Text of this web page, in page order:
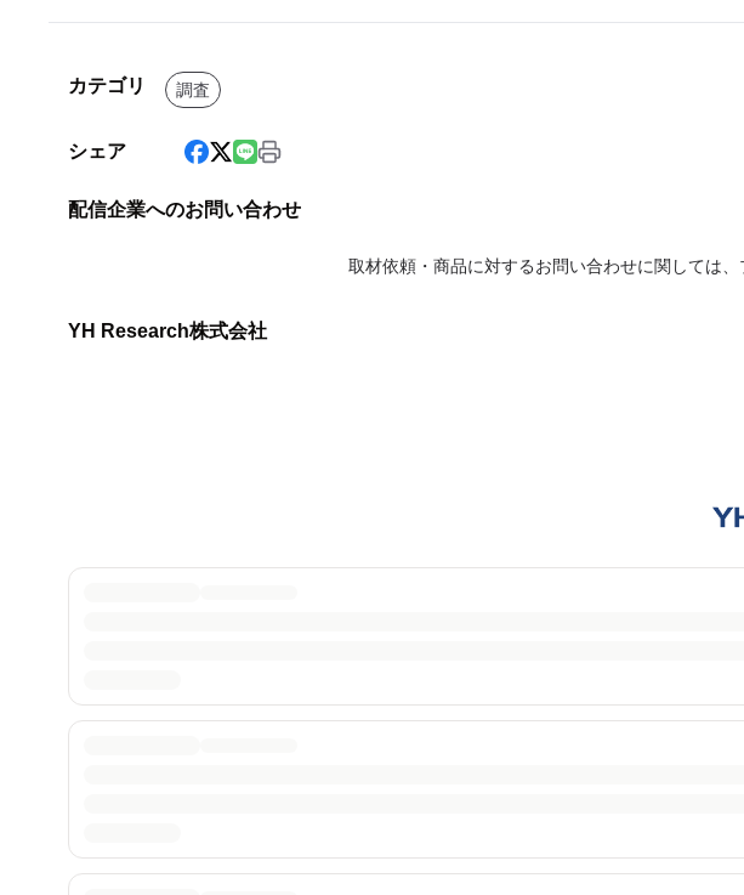
カテゴリ 調査
シェア
配信企業へのお問い合わせ
取材依頼・商品に対するお問い合わせに関しては
YH Research株式会社